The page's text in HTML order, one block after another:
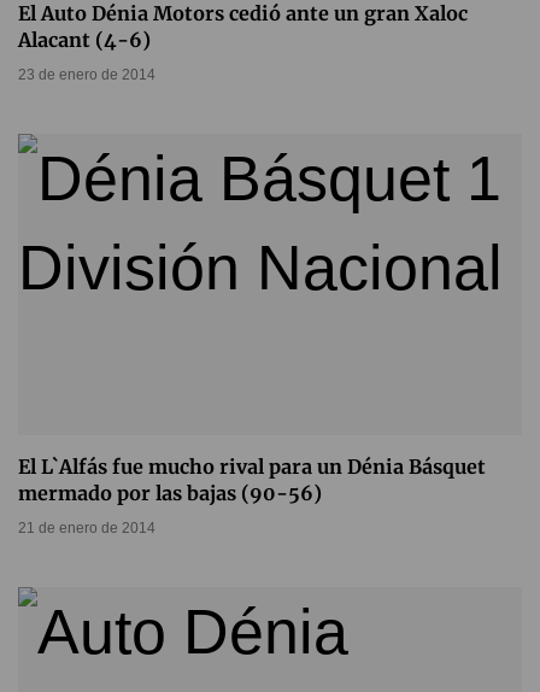
El Auto Dénia Motors cedió ante un gran Xaloc
Alacant (4-6)
23 de enero de 2014
El L`Alfás fue mucho rival para un Dénia Básquet
mermado por las bajas (90-56)
21 de enero de 2014